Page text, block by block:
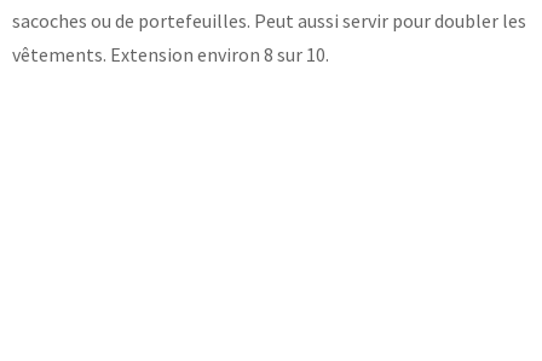
sacoches ou de portefeuilles. Peut aussi servir pour doubler les
vêtements. Extension environ 8 sur 10.